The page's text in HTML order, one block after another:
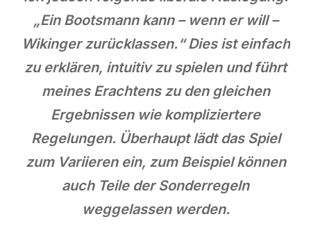
„Ein Bootsmann kann – wenn er will –
Wikinger zurücklassen.“ Dies ist einfach
zu erklären, intuitiv zu spielen und führt
meines Erachtens zu den gleichen
Ergebnissen wie kompliziertere
Regelungen. Überhaupt lädt das Spiel
zum Variieren ein, zum Beispiel können
auch Teile der Sonderregeln
weggelassen werden.